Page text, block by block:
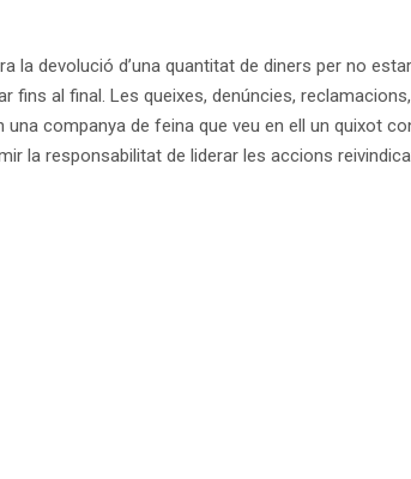
la devolució d’una quantitat de diners per no
fins al final. Les queixes, denúncies,
companya de feina que veu en ell un quixot
la responsabilitat de liderar les accions